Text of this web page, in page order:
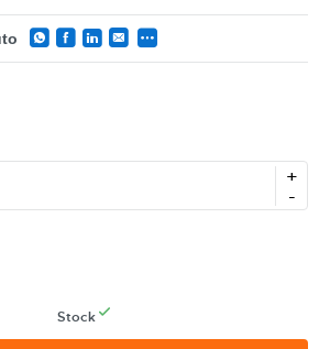
+
-
Stock